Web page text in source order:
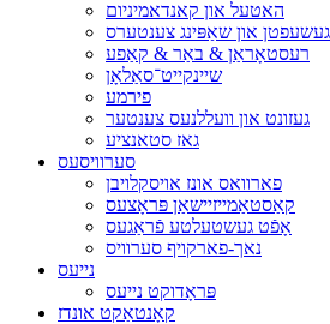
האטעל און קאנדאמיניום
און שאַפּינג צענטערס
רעסטאָראַן & באַר & קאַפע
שיינקייט־סאַלאָן
פירמע
געזונט און וועללנעס צענטער
גאז סטאנציע
סערוויסעס
פארוואס אונז אויסקלויבן
קאַסטאַמייזיישאַן פּראָצעס
אָפֿט געשטעלטע פֿראַגעס
נאך-פארקויף סערוויס
נייעס
פּראָדוקט נייעס
קאָנטאַקט אונדז